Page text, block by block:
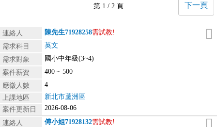
第 1 / 2 頁 下一頁
連絡人 陳先生71928258需試教!
需求科目
英文
需求對象
國小中年級(3~4)
案件薪資
400 ~ 500
應徵人數
4
上課地區
新北市蘆洲區
案件更新日
2026-08-06
連絡人 傅小姐71928132需試教!